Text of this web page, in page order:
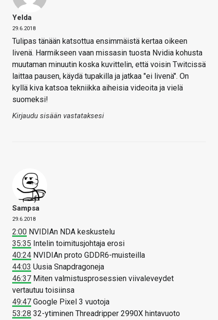
Yelda
29.6.2018
Tulipas tänään katsottua ensimmäistä kertaa oikeen
livenä. Harmikseen vaan missasin tuosta Nvidia kohusta
muutaman minuutin koska kuvittelin, että voisin Twitcissä
laittaa pausen, käydä tupakilla ja jatkaa "ei livenä". On
kyllä kiva katsoa tekniikka aiheisia videoita ja vielä
suomeksi!
Kirjaudu sisään vastataksesi
Sampsa
29.6.2018
2:00 NVIDIAn NDA keskustelu
35:35 Intelin toimitusjohtaja erosi
40:24 NVIDIAn proto GDDR6-muisteilla
44:03 Uusia Snapdragoneja
46:37 Miten valmistusprosessien viivaleveydet
vertautuu toisiinsa
49:47 Google Pixel 3 vuotoja
53:28 32-ytiminen Threadripper 2990X hintavuoto